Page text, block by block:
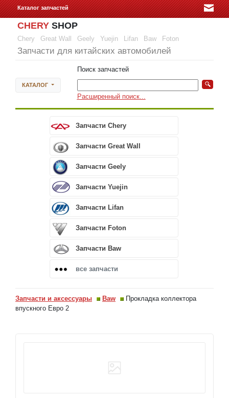
Каталог запчастей
CHERY SHOP
Chery Great Wall Geely Yuejin Lifan Baw Foton
Запчасти для китайских автомобилей
КАТАЛОГ
Поиск запчастей
Расширенный поиск...
Запчасти Chery
Запчасти Great Wall
Запчасти Geely
Запчасти Yuejin
Запчасти Lifan
Запчасти Foton
Запчасти Baw
все запчасти
Запчасти и аксессуары Baw
Прокладка коллектора
впускного Евро 2